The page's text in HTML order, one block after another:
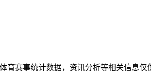
赛事统计数据，资讯分析等相关信息